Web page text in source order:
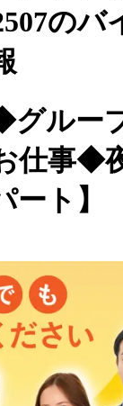
のバ
グルー
仕事◆
ト】